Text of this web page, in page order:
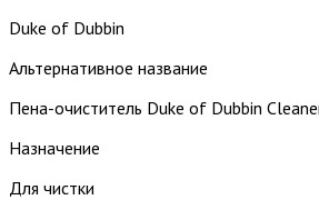
Duke of Dubbin
Альтернативное название
Пена-очиститель Duke of Dubbin
Назначение
Для чистки